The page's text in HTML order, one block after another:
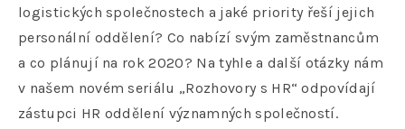
logistických společnostech a jaké priority řeší jejich
personální oddělení? Co nabízí svým zaměstnancům
a co plánují na rok 2020? Na tyhle a další otázky nám
v našem novém seriálu „Rozhovory s HR“ odpovídají
zástupci HR oddělení významných společností.